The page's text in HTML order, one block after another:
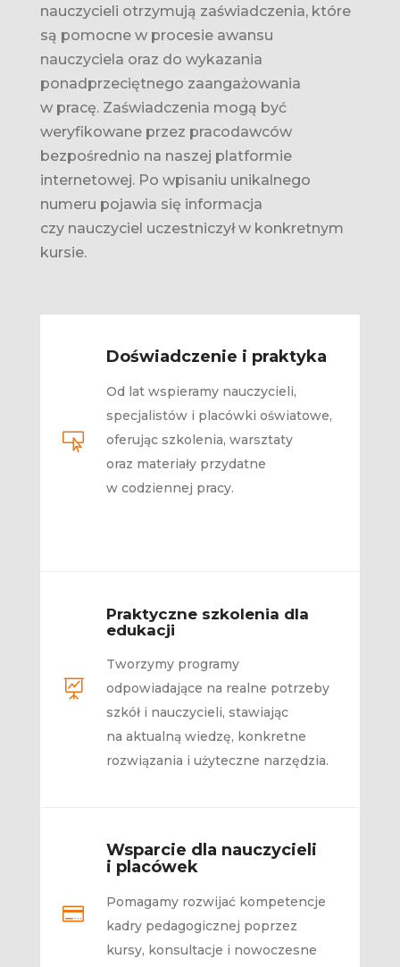
na stronie
produktu
na stronie
nauczycieli otrzymują zaświadczenia, które
są pomocne w procesie awansu
nauczyciela oraz do wykazania
ponadprzeciętnego zaangażowania
w pracę. Zaświadczenia mogą być
weryfikowane przez pracodawców
bezpośrednio na naszej platformie
internetowej. Po wpisaniu unikalnego
numeru pojawia się informacja
czy nauczyciel uczestniczył w konkretnym
kursie.

Doświadczenie i praktyka
Od lat wspieramy nauczycieli,
specjalistów i placówki oświatowe,
oferując szkolenia, warsztaty
oraz materiały przydatne
w codziennej pracy.

Praktyczne szkolenia dla
edukacji
Tworzymy programy
odpowiadające na realne potrzeby
szkół i nauczycieli, stawiając
na aktualną wiedzę, konkretne
rozwiązania i użyteczne narzędzia.

Wsparcie dla nauczycieli
i placówek
Pomagamy rozwijać kompetencje
kadry pedagogicznej poprzez
kursy, konsultacje i nowoczesne